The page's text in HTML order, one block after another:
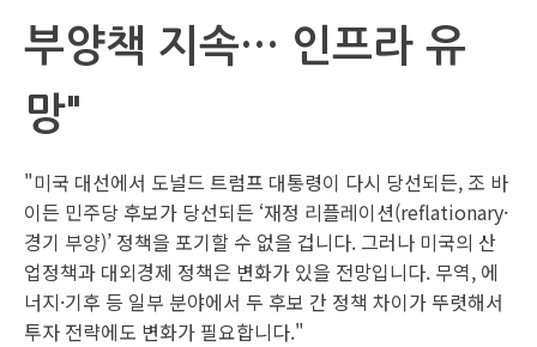
부양책 지속… 인프라 유
망"
"미국 대선에서 도널드 트럼프 대통령이 다시 당선되든, 조 바
이든 민주당 후보가 당선되든 ‘재정 리플레이션(reflationary·
경기 부양)’ 정책을 포기할 수 없을 겁니다. 그러나 미국의 산
업정책과 대외경제 정책은 변화가 있을 전망입니다. 무역, 에
너지·기후 등 일부 분야에서 두 후보 간 정책 차이가 뚜렷해서
투자 전략에도 변화가 필요합니다."